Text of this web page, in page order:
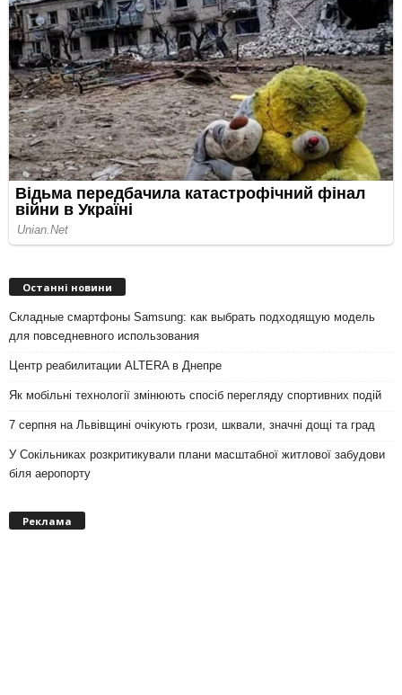
Останні новини
Складные смартфоны Samsung: как выбрать подходящую модель
для повседневного использования
Центр реабилитации ALTERA в Днепре
Як мобільні технології змінюють спосіб перегляду спортивних подій
7 серпня на Львівщині очікують грози, шквали, значні дощі та град
У Сокільниках розкритикували плани масштабної житлової забудови
біля аеропорту
Реклама